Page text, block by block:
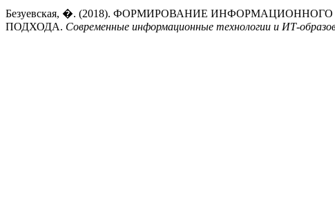
Безуевская, �. (2018). ФОРМИРОВАНИЕ
ПОДХОДА. Современные информационные технологии и ИТ-